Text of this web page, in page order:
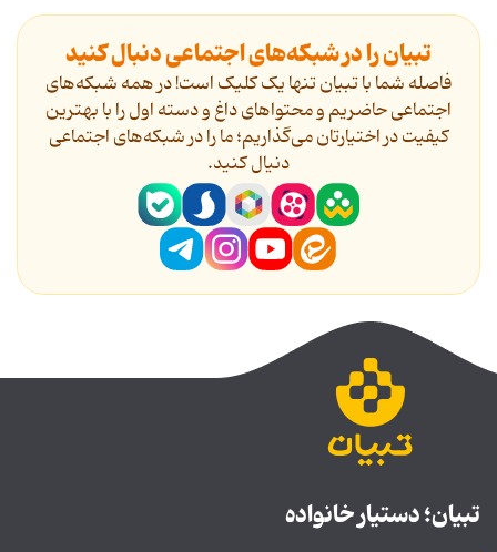
تبیان را در شبکه‌های اجتماعی دنبال کنید
فاصله شما با تبیان تنها یک کلیک است! در همه شبکه‌های
اجتماعی حاضریم و محتواهای داغ و دسته اول را با بهترین
کیفیت در اختیارتان می‌گذاریم؛ ما را در شبکه‌های اجتماعی
دنیال کنید.
تبیان؛ دستیار خانواده